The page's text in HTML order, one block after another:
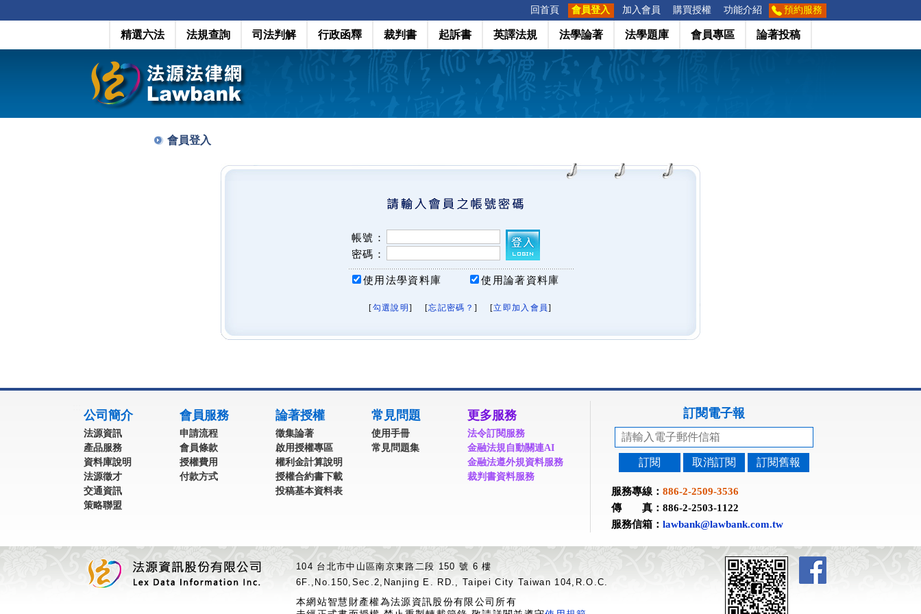
回首頁 會員登入 加入會員 購買授權 功能介紹 預約服務
精選六法 法規查詢 司法判解 行政函釋 裁判書 起訴書 英譯法規 法學論著 法學題庫 會員專區 論著投稿
會員登入
帳號：
密碼：
使用法學資料庫 使用論著資料庫
[勾選說明 ] [忘記密碼？ ] [立即加入會員]
公司簡介
法源資訊
產品服務
資料庫說明
法源徵才
交通資訊
策略聯盟
會員服務
申請流程
會員條款
授權費用
付款方式
論著授權
徵集論著
啟用授權專區
權利金計算說明
授權合約書下載
投稿基本資料表
常見問題
使用手冊
常見問題集
更多服務
法令訂閱服務
金融法規自動關連AI
金融法遵外規資料服務
裁判書資料服務
訂閱電子報
訂閱 取消訂閱 訂閱舊報
服務專線： 886-2-2509-3536
傳 真：886-2-2503-1122
服務信箱： lawbank@lawbank.com.tw
104 台北市中山區南京東路二段 150 號 6 樓
6F.,No.150,Sec.2,Nanjing E. RD., Taipei City Taiwan 104,R.O.C.
本網站智慧財產權為法源資訊股份有限公司所有